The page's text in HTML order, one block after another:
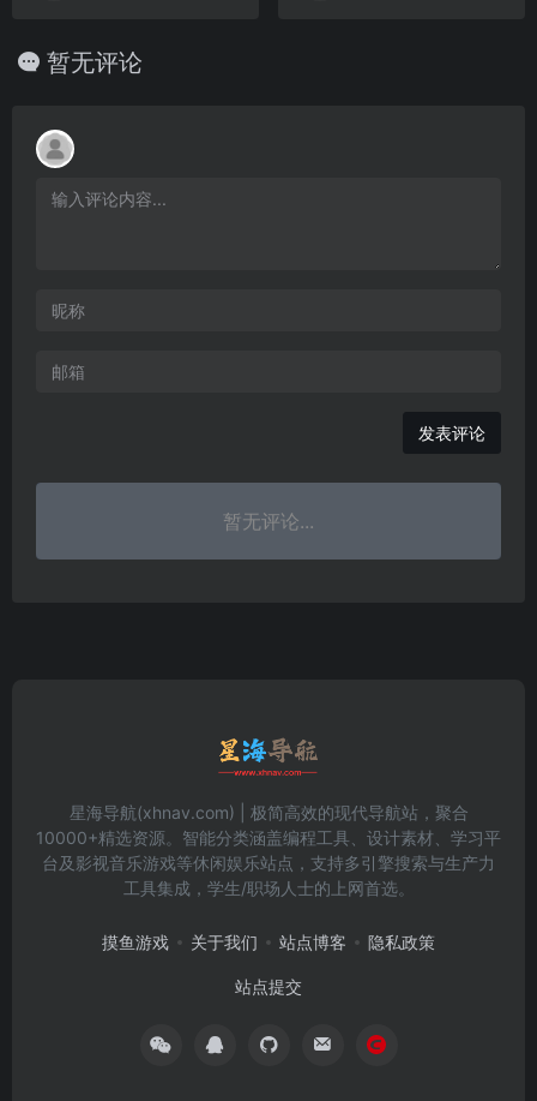
暂无评论
发表评论
暂无评论...
星海导航(xhnav.com) | 极简高效的现代导航站，聚合
10000+精选资源。智能分类涵盖编程工具、设计素材、学习平
台及影视音乐游戏等休闲娱乐站点，支持多引擎搜索与生产力
工具集成，学生/职场人士的上网首选。
摸鱼游戏 关于我们 站点博客 隐私政策
站点提交